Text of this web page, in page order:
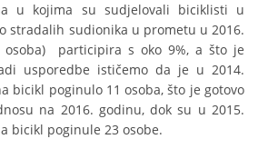
u kojima su sudjelovali biciklisti u
stradalih sudionika u prometu u 2016.
osoba) participira s oko 9%, a što je
usporedbe ističemo da je u 2014.
bicikl poginulo 11 osoba, što je gotovo
na 2016. godinu, dok su u 2015.
bicikl poginule 23 osobe.